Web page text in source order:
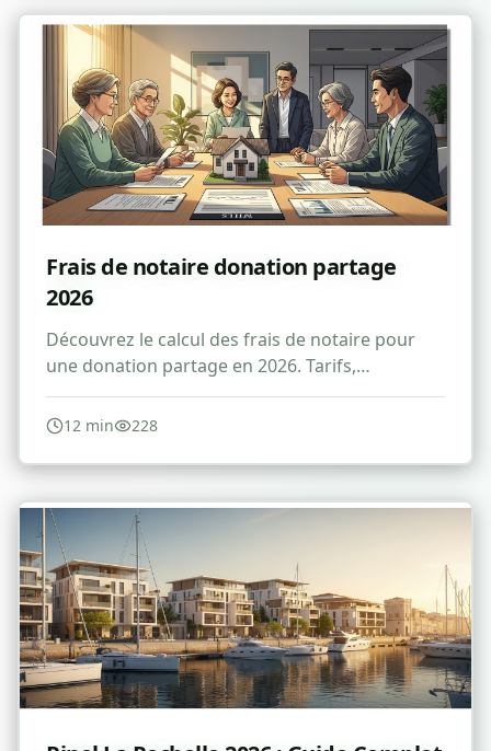
Frais de notaire donation partage
2026
Découvrez le calcul des frais de notaire pour
une donation partage en 2026. Tarifs,
réductions et conseils pour optimiser vos
droits.
12 min 228